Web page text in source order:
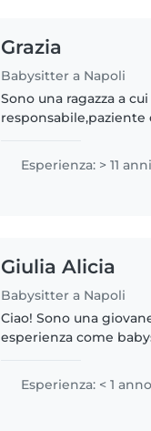
Grazia
Babysitter a Napoli
Sono una ragazza a
Esperienza: > 11 anni
Giulia Alicia
Babysitter a Napoli
Ciao! Sono una
esperienza come
sempre badati
Esperienza: < 1 anno